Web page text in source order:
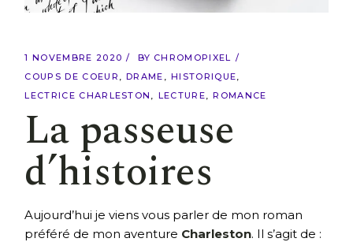
1 NOVEMBRE 2020 BY CHROMOPIXEL
COUPS DE COEUR
DRAME
HISTORIQUE
LECTRICE CHARLESTON
LECTURE ROMANCE
La passeuse
d’histoires
Aujourd’hui je viens vous parler de mon roman
préféré de mon aventure Charleston. Il s’agit de :